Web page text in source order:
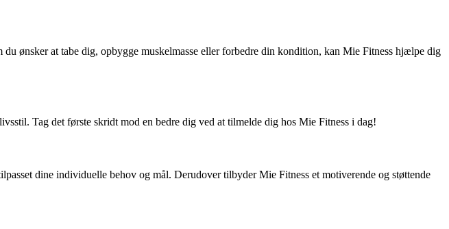
ønsker at tabe dig, opbygge muskelmasse eller forbedre din kondition, kan Mie Fitness hjælpe dig
Tag det første skridt mod en bedre dig ved at tilmelde dig hos Mie Fitness i dag!
dine individuelle behov og mål. Derudover tilbyder Mie Fitness et motiverende og støttende